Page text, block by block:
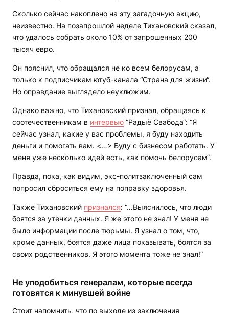
Сколько сейчас накоплено на эту загадочную акцию,
неизвестно. На позапрошлой неделе Тихановский сказал,
что удалось собрать около 10% от запрошенных 200
тысяч евро.
Он пояснил, что обращался не ко всем белорусам, а
только к подписчикам ютуб-канала “Страна для жизни“.
Но оправдание выглядело неуклюжим.
Однако важно, что Тихановский признал, обращаясь к
соотечественникам в интервью “Радыё Свабода“: “Я
сейчас узнал, какие у вас проблемы, я буду находить
деньги и помогать вам. <…> Буду с бизнесом работать. У
меня уже несколько идей есть, как помочь белорусам“.
Правда, пока, как видим, экс-политзаключенный сам
попросил сброситься ему на поправку здоровья.
Также Тихановский признался: “…Выяснилось, что люди
боятся за утечки данных. Я же этого не знал! У меня не
было информации после тюрьмы. Я узнал о том, что,
кроме данных, боятся даже лица показывать, боятся за
своих родственников. Я этого момента тоже не знал!“
Не уподобиться генералам, которые всегда
готовятся к минувшей войне
Стоит напомнить, что по выходе из заключения